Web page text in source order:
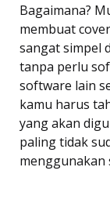
Bagaimana?
membuat
sangat simpel
tanpa perlu
software lain
kamu harus
yang akan
paling tidak